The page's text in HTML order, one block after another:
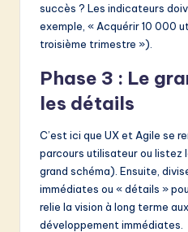
succès ? Les indicateurs
exemple, « Acquérir 10 000
troisième trimestre »).
Phase 3 : Le
les détails
C’est ici que UX et Agile se
parcours utilisateur ou listez
grand schéma). Ensuite,
immédiates ou « détails »
relie la vision à long terme
développement immédiates.